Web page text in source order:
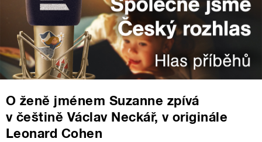
O ženě jménem Suzanne zpívá
v češtině Václav Neckář, v originále
Leonard Cohen